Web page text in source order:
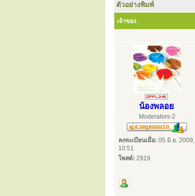
ตัวอย่างพิมพ์
เจ้าของ
น้องพลอย
Moderators-2
ลงทะเบียนเมื่อ: 05 มิ.ย. 2009,
10:51
โพสต์: 2919